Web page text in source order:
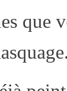
que